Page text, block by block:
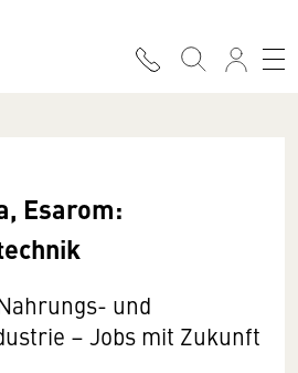
Esarom:
und
– Jobs mit Zukunft